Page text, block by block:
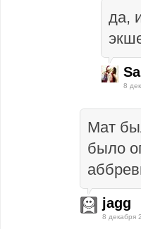
да,
8
Мат
было
jagg
8 декабря